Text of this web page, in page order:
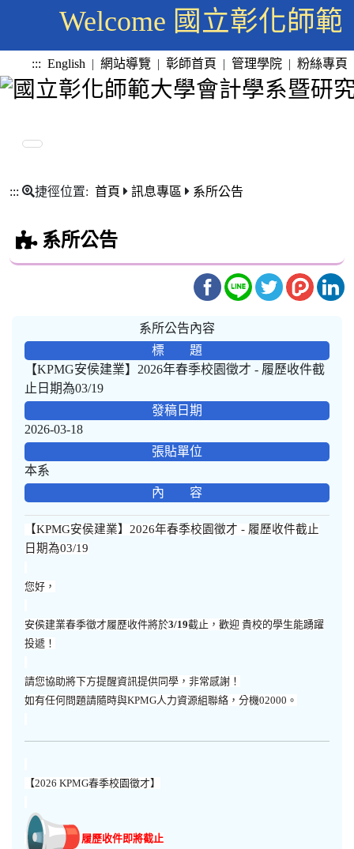
Welcome 國立彰化師
::: English | 網站導覽 | 彰師首頁 | 管理學院 | 粉絲專頁
::: 捷徑位置: 首頁 訊息專區 系所公告
系所公告
系所公告內容
標 題
【KPMG安侯建業】2026年春季校園徵才 - 履歷收件截
止日期為03/19
發稿日期
2026-03-18
張貼單位
本系
內 容
【KPMG安侯建業】 2026年春季校園徵才 - 履歷收件截止
日期為03/19
您好，
安侯建業春季徵才履歷收件將於3/19截止，歡迎 貴校的學生能踴躍
投遞！
請您協助將下方提醒資訊提供同學，非常感謝！
如有任何問題請隨時與KPMG人力資源組聯絡，分機02000。
【2026 KPMG春季校園徵才】
履歷收件即將截止